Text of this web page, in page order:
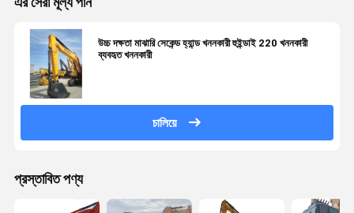
উচ্চ দক্ষতা মাঝারি সেকেন্ড হ্যান্ড খননকারী হুইন্ডাই 220 খননকারী
ব্যবহৃত খননকারী
চালিয়ে
প্রস্তাবিত পণ্য